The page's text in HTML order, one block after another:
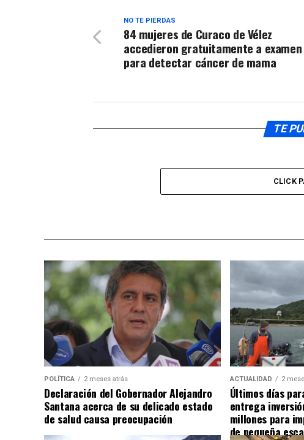
NO TE PIERDAS
84 mujeres de Curaco de Vélez
accedieron gratuitamente a examen
para detectar cáncer de mama
TE
CLICK
POLÍTICA 2 meses atrás
Declaración del Gobernador Alejandro
Santana acerca de su delicado estado
de salud causa preocupación
ACTUALIDAD 2
Últimos días
entrega
millones para
de pequeña